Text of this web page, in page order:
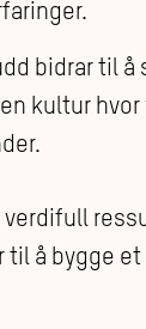
bidrar til
kultur
til å bygge